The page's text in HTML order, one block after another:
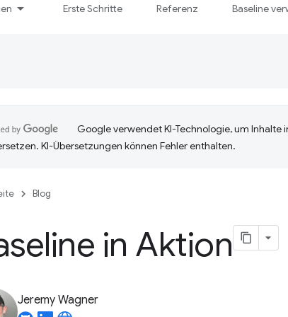
Erste Schritte Referenz Baseline
Google verwendet KI-Technologie, um Inhalte
KI-Übersetzungen können Fehler enthalten.
Blog
in Aktion
Jeremy Wagner